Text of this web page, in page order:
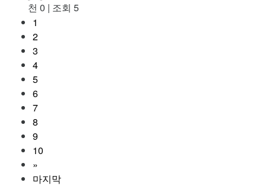
천 0 | 조회 5
1
2
3
4
5
6
7
8
9
10
»
마지막